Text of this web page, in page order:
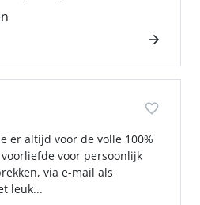
er altijd voor de volle 100%
voor persoonlijk
via e-mail als
leuk...